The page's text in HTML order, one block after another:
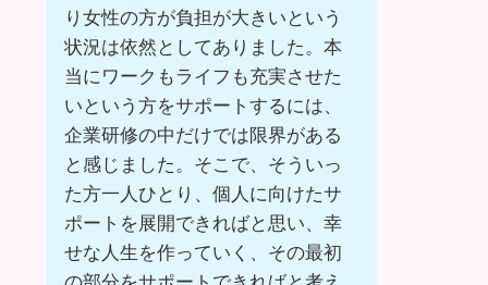
り女性の方が負担が大きいという
状況は依然としてありました。本
当にワークもライフも充実させた
いという方をサポートするには、
企業研修の中だけでは限界がある
と感じました。そこで、そういっ
た方一人ひとり、個人に向けたサ
ポートを展開できればと思い、幸
せな人生を作っていく、その最初